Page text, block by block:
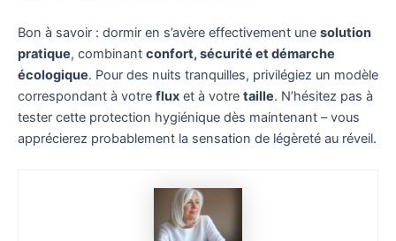
Bon à savoir : dormir en s’avère effectivement une solution
pratique, combinant confort, sécurité et démarche
écologique. Pour des nuits tranquilles, privilégiez un modèle
correspondant à votre flux et à votre taille. N’hésitez pas à
tester cette protection hygiénique dès maintenant – vous
apprécierez probablement la sensation de légèreté au réveil.